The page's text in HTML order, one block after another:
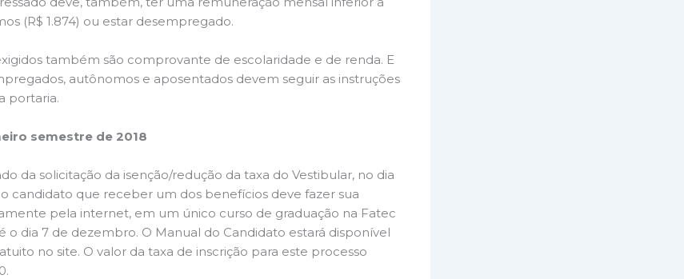
(R$ 1.874) ou estar desempregado.
também são comprovante de escolaridade e de renda. E
autônomos e aposentados devem seguir as instruções
portaria.
semestre de 2018
da solicitação da isenção/redução da taxa do Vestibular, no dia
candidato que receber um dos benefícios deve fazer sua
pela internet, em um único curso de graduação na Fatec
o dia 7 de dezembro. O Manual do Candidato estará disponível
no site. O valor da taxa de inscrição para este processo